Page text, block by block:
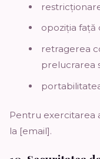
opoziția față
retragerea
prelucrarea
Pentru exercitarea
la [email].